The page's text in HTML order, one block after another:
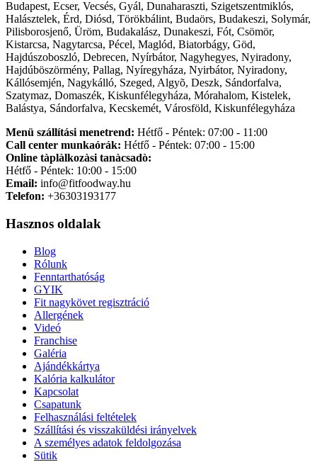
Budapest, Ecser, Vecsés, Gyál, Dunaharaszti, Szigetszentmiklós,
Halásztelek, Érd, Diósd, Törökbálint, Budaörs, Budakeszi, Solymár,
Pilisborosjenő, Üröm, Budakalász, Dunakeszi, Fót, Csömör,
Kistarcsa, Nagytarcsa, Pécel, Maglód, Biatorbágy, Göd,
Hajdúszoboszló, Debrecen, Nyírbátor, Nagyhegyes, Nyiradony,
Hajdúböszörmény, Pallag, Nyíregyháza, Nyirbátor, Nyiradony,
Kállósemjén, Nagykálló, Szeged, Algyõ, Deszk, Sándorfalva,
Szatymaz, Domaszék, Kiskunfélegyháza, Mórahalom, Kistelek,
Balástya, Sándorfalva, Kecskemét, Városföld, Kiskunfélegyháza
Menü szállítási menetrend: Hétfő - Péntek: 07:00 - 11:00
Call center munkaórák: Hétfő - Péntek: 07:00 - 15:00
Online tàplàlkozàsi tanàcsadò:
Hétfő - Péntek: 10:00 - 15:00
Email: info@fitfoodway.hu
Telefon: +36303193177
Hasznos oldalak
Blog
Rólunk
Fenntarthatóság
GYIK
Fit nagykövet regisztráció
Allergének
Videó
Franchise
Galéria
Ajándékkártya
Kalória kalkulátor
Kapcsolat
Csapatunk
Felhasználási feltételek
Szállítási és visszaküldési irányelvek
A személyes adatok feldolgozása
Sütik